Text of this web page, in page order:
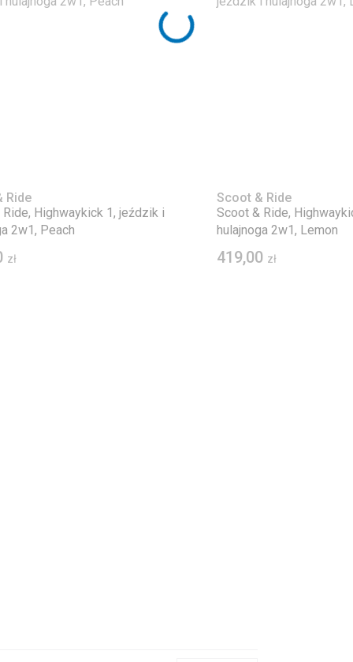
Ride
Highwaykick 1, jeździk i
2w1, Peach
zł
Scoot & Ride
Scoot & Ride,
hulajnoga 2w1, Lemon
419,00 zł